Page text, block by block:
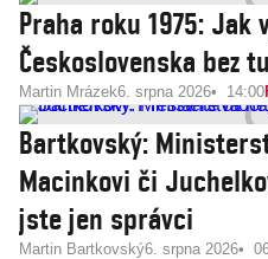
Praha roku 1975:
Československa bez
Martin Mrázek6. srpna 2026 14:00
Bartkovský:
Macinkovi či
jste jen správci
Martin Bartkovský6. srpna 2026